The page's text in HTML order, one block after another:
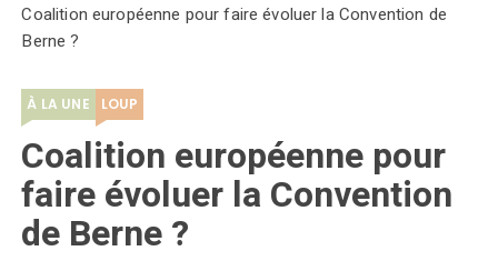
Coalition européenne pour faire évoluer la Convention de
Berne ?
À LA UNE LOUP
Coalition européenne pour
faire évoluer la Convention
de Berne ?